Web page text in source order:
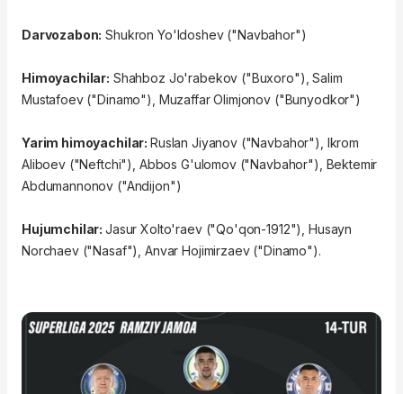
Darvozabon: Shukron Yo'ldoshev ("Navbahor")
Himoyachilar: Shahboz Jo'rabekov ("Buxoro"), Salim
Mustafoev ("Dinamo"), Muzaffar Olimjonov ("Bunyodkor")
Yarim himoyachilar: Ruslan Jiyanov ("Navbahor"), Ikrom
Aliboev ("Neftchi"), Abbos G'ulomov ("Navbahor"), Bektemir
Abdumannonov ("Andijon")
Hujumchilar:Jasur Xolto'raev ("Qo'qon-1912"), Husayn
Norchaev ("Nasaf"), Anvar Hojimirzaev ("Dinamo").